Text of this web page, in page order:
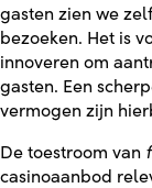
gasten zien we
bezoeken. Het is
innoveren om
gasten. Een
vermogen zijn
De toestroom van
casinoaanbod